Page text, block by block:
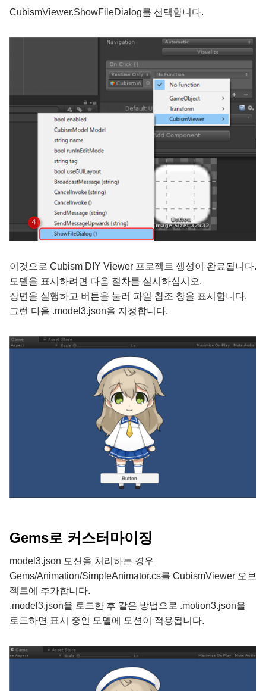
CubismViewer.ShowFileDialog를 선택합니다.
이것으로 Cubism DIY Viewer 프로젝트 생성이 완료됩니다.
모델을 표시하려면 다음 절차를 실시하십시오.
장면을 실행하고 버튼을 눌러 파일 참조 창을 표시합니다.
그런 다음 .model3.json을 지정합니다.
Gems로 커스터마이징
model3.json 모션을 처리하는 경우
Gems/Animation/SimpleAnimator.cs를 CubismViewer 오브
젝트에 추가합니다.
.model3.json을 로드한 후 같은 방법으로 .motion3.json을
로드하면 표시 중인 모델에 모션이 적용됩니다.